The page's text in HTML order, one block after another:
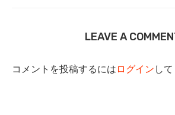
LEAVE A
コメントを投稿するには ログイン して